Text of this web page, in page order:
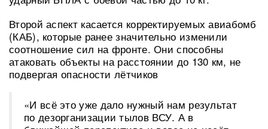
Второй аспект касается корректируемых авиабомб
(КАБ), которые ранее значительно изменили
соотношение сил на фронте. Они способны
атаковать объекты на расстоянии до 130 км, не
подвергая опасности лётчиков
«И всё это уже дало нужный нам результат
по дезорганизации тылов ВСУ. А в